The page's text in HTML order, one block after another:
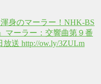
身のマーラー！NHK-BS
マーラー：交響曲第９番
送 http://ow.ly/3ZULm